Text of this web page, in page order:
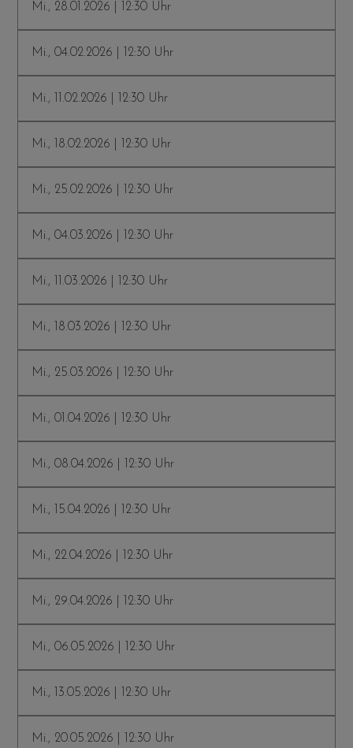
Mi., 28.01.2026 | 12:30 Uhr
Mi., 04.02.2026 | 12:30 Uhr
Mi., 11.02.2026 | 12:30 Uhr
Mi., 18.02.2026 | 12:30 Uhr
Mi., 25.02.2026 | 12:30 Uhr
Mi., 04.03.2026 | 12:30 Uhr
Mi., 11.03.2026 | 12:30 Uhr
Mi., 18.03.2026 | 12:30 Uhr
Mi., 25.03.2026 | 12:30 Uhr
Mi., 01.04.2026 | 12:30 Uhr
Mi., 08.04.2026 | 12:30 Uhr
Mi., 15.04.2026 | 12:30 Uhr
Mi., 22.04.2026 | 12:30 Uhr
Mi., 29.04.2026 | 12:30 Uhr
Mi., 06.05.2026 | 12:30 Uhr
Mi., 13.05.2026 | 12:30 Uhr
Mi., 20.05.2026 | 12:30 Uhr